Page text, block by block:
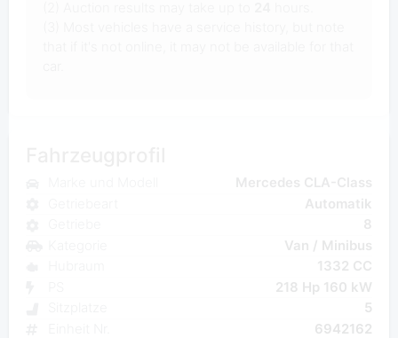
Van / Minibus
1332 CC
218 Hp 160 kW
5
6942162